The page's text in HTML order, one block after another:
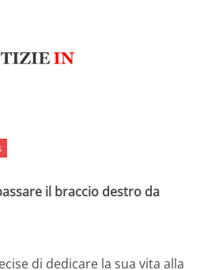
il braccio destro da
di dedicare la sua vita alla